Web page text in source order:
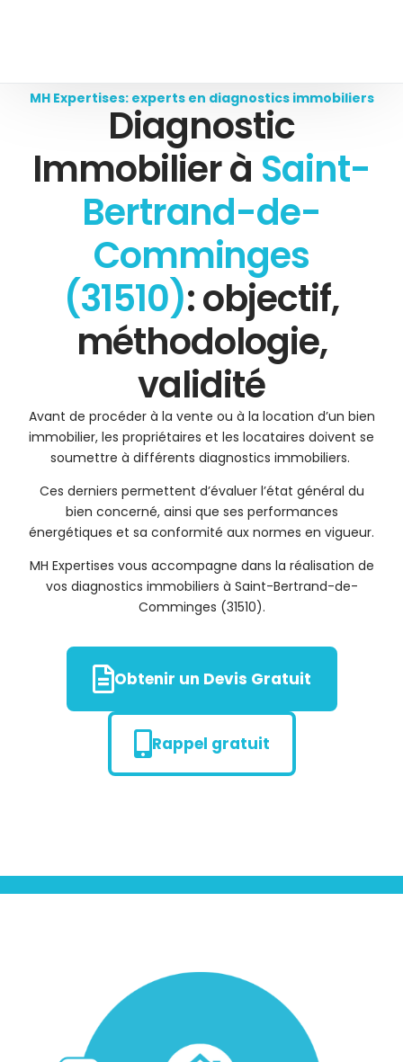
MH Expertises: experts en diagnostics immobiliers
Diagnostic
Immobilier à Saint-
Bertrand-de-
Comminges
(31510): objectif,
méthodologie,
validité
Avant de procéder à la vente ou à la location d’un bien
immobilier, les propriétaires et les locataires doivent se
soumettre à différents diagnostics immobiliers.
Ces derniers permettent d’évaluer l’état général du
bien concerné, ainsi que ses performances
énergétiques et sa conformité aux normes en vigueur.
MH Expertises vous accompagne dans la réalisation de
vos diagnostics immobiliers à Saint-Bertrand-de-
Comminges (31510).
Obtenir un Devis Gratuit
Rappel gratuit